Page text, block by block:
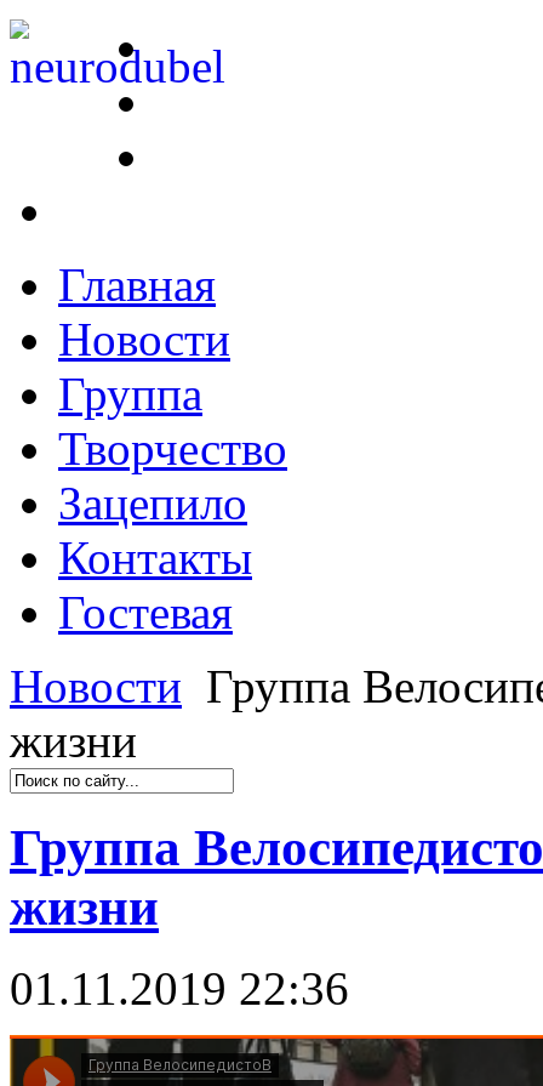
Главная
Новости
Группа
Творчество
Зацепило
Контакты
Гостевая
Новости Группа
жизни
Группа
жизни
01.11.2019 22:36